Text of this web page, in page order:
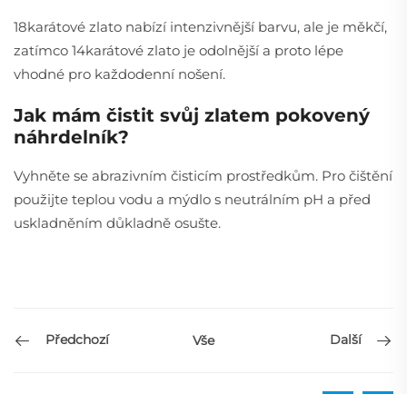
18karátové zlato nabízí intenzivnější barvu, ale je měkčí,
zatímco 14karátové zlato je odolnější a proto lépe
vhodné pro každodenní nošení.
Jak mám čistit svůj zlatem pokovený
náhrdelník?
Vyhněte se abrazivním čisticím prostředkům. Pro čištění
použijte teplou vodu a mýdlo s neutrálním pH a před
uskladněním důkladně osušte.
Předchozí Vše Další